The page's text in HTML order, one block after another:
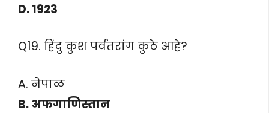
D. 1923
Q19. हिंदु कुश पर्वतरांग कुठे आहे?
A. नेपाळ
B. अफगाणिस्तान